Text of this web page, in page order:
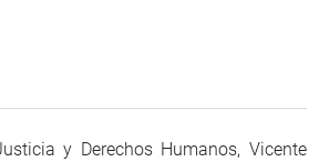
y Derechos Humanos, Vicente